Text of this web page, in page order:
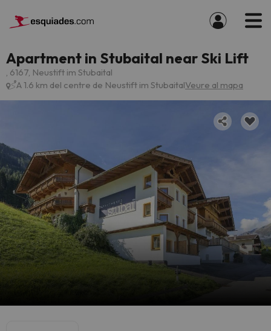
Apartment in Stubaital near Ski Lift
, 6167, Neustift im Stubaital
A 1.6 km del centre de Neustift im StubaitalVeure al mapa